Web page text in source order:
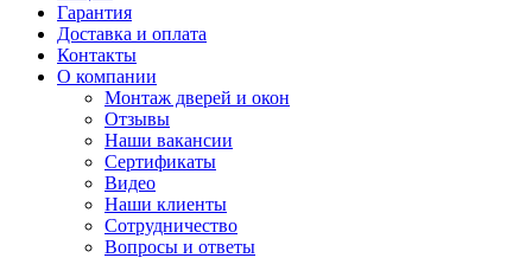
Гарантия
Доставка и оплата
Контакты
О компании
Монтаж дверей и окон
Отзывы
Наши вакансии
Сертификаты
Видео
Наши клиенты
Сотрудничество
Вопросы и ответы